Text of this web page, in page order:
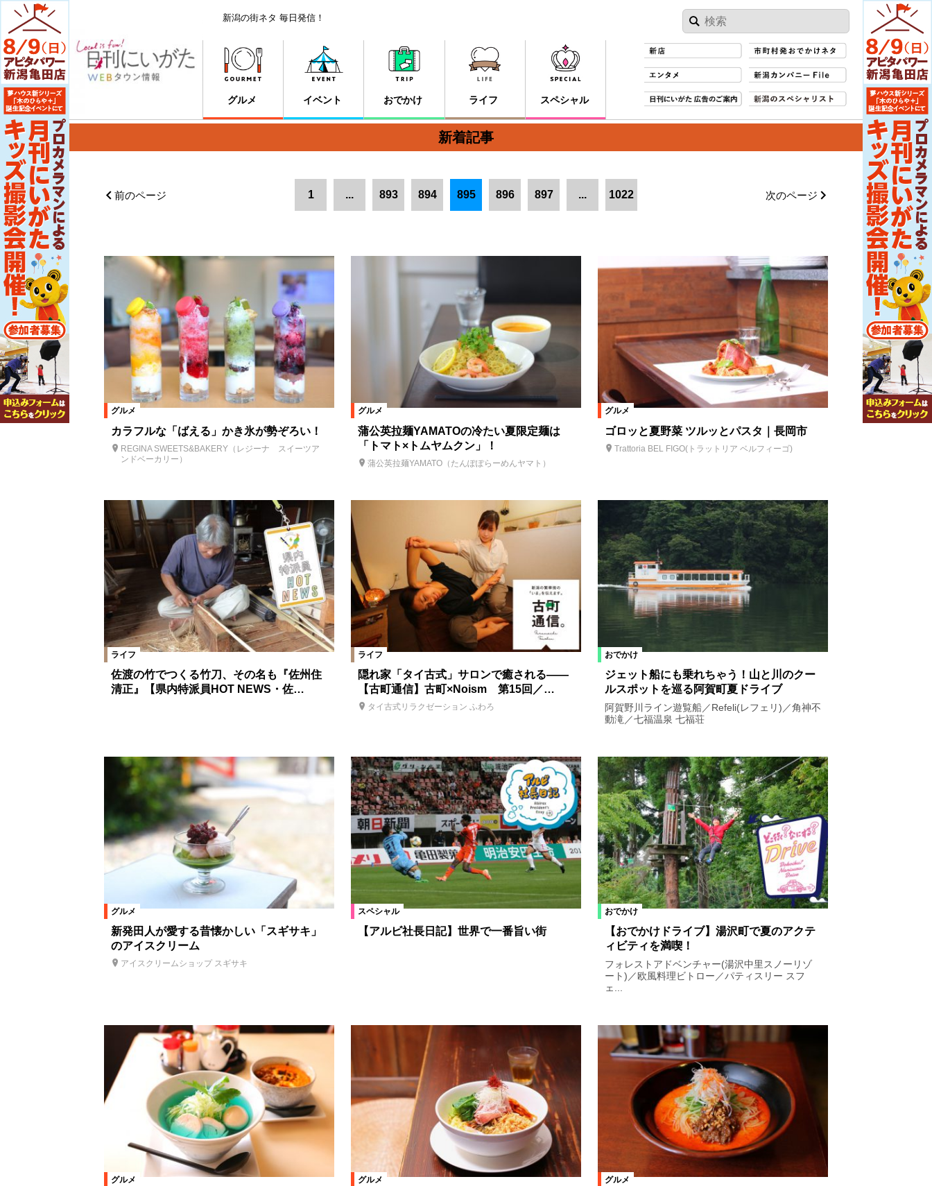
新潟の街ネタ 毎日発信！
グルメ イベント おでかけ ライフ スペシャル
新着記事
前のページ 1 ... 893 894 895 896 897 ... 1022 次のページ
グルメ
カラフルな「ばえる」かき氷が勢ぞろい！
REGINA SWEETS&BAKERY（レジーナ スイーツア
ンドベーカリー）
グルメ
蒲公英拉麺YAMATOの冷たい夏限定麺は
「トマト×トムヤムクン」！
蒲公英拉麺YAMATO（たんぽぽらーめんヤマト）
グルメ
ゴロッと夏野菜 ツルッとパスタ｜長岡市
Trattoria BEL FIGO(トラットリア ベルフィーゴ)
ライフ
佐渡の竹でつくる竹刀、その名も『佐州住
清正』【県内特派員HOT NEWS・佐…
ライフ
隠れ家「タイ古式」サロンで癒される――
【古町通信】古町×Noism 第15回／…
タイ古式リラクゼーション ふわろ
おでかけ
ジェット船にも乗れちゃう！山と川のクー
ルスポットを巡る阿賀町夏ドライブ
阿賀野川ライン遊覧船／Refeli(レフェリ)／角神不
動滝／七福温泉 七福荘
グルメ
新発田人が愛する昔懐かしい「スギサキ」
のアイスクリーム
アイスクリームショップ スギサキ
スペシャル
【アルビ社長日記】世界で一番旨い街
おでかけ
【おでかけドライブ】湯沢町で夏のアクテ
ィビティを満喫！
フォレストアドベンチャー(湯沢中里スノーリゾ
ート)／欧風料理ビトロー／パティスリー スフ
ェ...
グルメ グルメ グルメ